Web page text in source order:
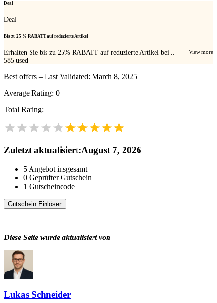
Deal
Deal
Bis zu 25 % RABATT auf reduzierte Artikel
Erhalten Sie bis zu 25% RABATT auf reduzierte Artikel bei... View more
585 used
Best offers – Last Validated: March 8, 2025
Average Rating: 0
Total Rating:
Zuletzt aktualisiert:August 7, 2026
5 Angebot insgesamt
0 Geprüfter Gutschein
1 Gutscheincode
Gutschein Einlösen
Diese Seite wurde aktualisiert von
Lukas Schneider